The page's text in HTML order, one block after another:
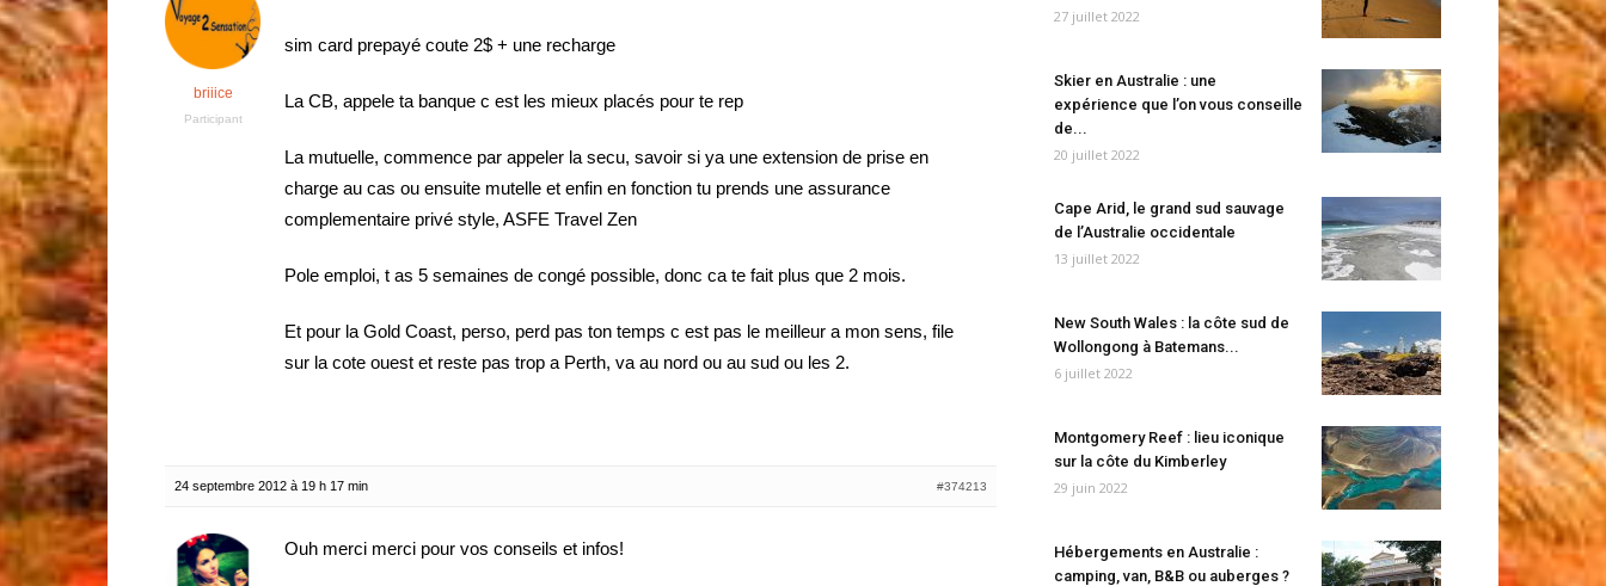
briiice
Participant
sim card prepayé coute 2$ + une recharge
La CB, appele ta banque c est les mieux placés pour te rep
La mutuelle, commence par appeler la secu, savoir si ya une extension de prise en
charge au cas ou ensuite mutelle et enfin en fonction tu prends une assurance
complementaire privé style, ASFE Travel Zen
Pole emploi, t as 5 semaines de congé possible, donc ca te fait plus que 2 mois.
Et pour la Gold Coast, perso, perd pas ton temps c est pas le meilleur a mon sens, file
sur la cote ouest et reste pas trop a Perth, va au nord ou au sud ou les 2.
24 septembre 2012 à 19 h 17 min #374213
Ouh merci merci pour vos conseils et infos!
27 juillet 2022
Skier en Australie : une
expérience que l’on vous conseille
de...
20 juillet 2022
Cape Arid, le grand sud sauvage
de l’Australie occidentale
13 juillet 2022
New South Wales : la côte sud de
Wollongong à Batemans...
6 juillet 2022
Montgomery Reef : lieu iconique
sur la côte du Kimberley
29 juin 2022
Hébergements en Australie :
camping, van, B&B ou auberges ?